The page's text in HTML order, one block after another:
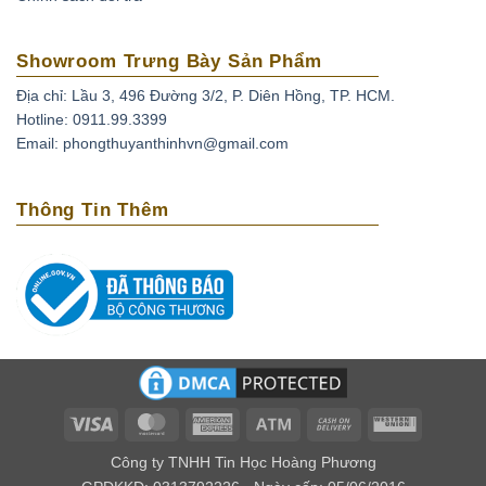
có một giấc ngủ ngon và có những giấc mơ thú vị.
Thạch anh tím có thể xoa dịu những cơn đau đầu do
căng thẳng, stress bằng cách đặt chúng lên trán. Ngoài
ra loại đá này còn có tác dụng phục hồi tuần hoàn máu,
mạch máu não.
từ tiếng Hy lạp là amethytos, nó có nghĩa là không say.
Vì vậy người xưa thường dùng loại đá quý này để giải
độc rượu và các loại chất độc khác. Nếu bạn bỏ viên đá
này trong nguồn nước uống, điều kỳ diệu sẽ xảy ra đó
là chúng mang lại năng lượng tốt cho nguồn nước.
Về mặt tâm linh
Theo kinh Vê Đa của Ấn Độ, người ta cho rằng thạch
Showroom Trưng Bày Sản Phẩm
Địa chỉ: Lầu 3, 496 Đường 3/2, P. Diên Hồng, TP. HCM.
Hotline: 0911.99.3399
Email: phongthuyanthinhvn@gmail.com
Thông Tin Thêm
Visa MasterCardAmerican
Atm
Cash
Delivery
Western
Công ty TNHH Tin Học Hoàng Phương